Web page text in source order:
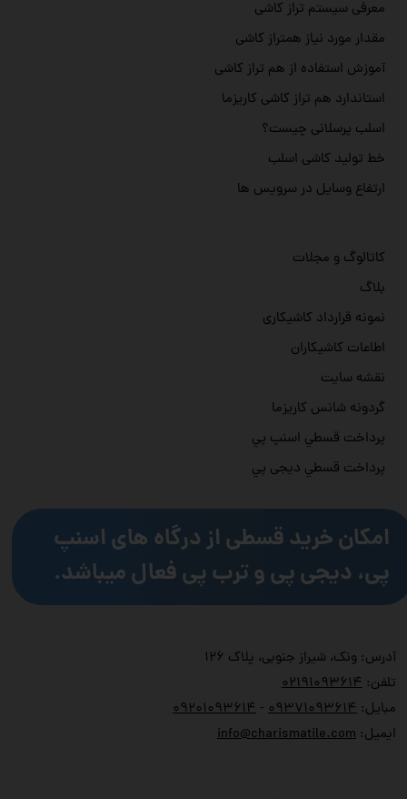
آدرس: ونک، شیراز جنوبی، پلاک ۱۲۶
تلفن:
۰۲۱۹۱۰۹۳۶۱۴
مبایل:
۰۹۳۷۱۰۹۳۶۱۴ - ۰۹۲۰۱۰۹۳۶۱۴
ایمیل:info@charismatile.com
کاتالوگ و مجلات
بلاگ
نمونه قرارداد کاشیکاری
اطاعات کاشیکاران
نقشه سایت
گردونه شانس کاریزما
پرداخت قسطي اسنپ پي
پرداخت قسطي دیجی پي
معرفی سیستم تراز کاشی
مقدار مورد نیاز همتراز کاشی
آموزش استفاده از هم تراز کاشی
استاندارد هم تراز کاشی کاریزما
اسلب پرسلانی چیست؟
خط تولید کاشی اسلب
ارتفاع وسایل در سرویس ها
امکان خرید قسطی از درگاه های اسنپ
پی، دیجی پی و ترب پی فعال میباشد.